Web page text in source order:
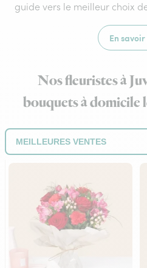
guide vers le meilleur choix
En
Nos fleuristes à
bouquets à domicile